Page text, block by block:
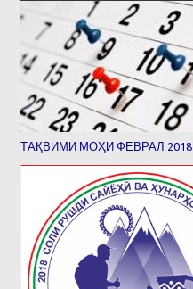
ТАҚВИМИ МОҲИ ФЕВРАЛ 2018